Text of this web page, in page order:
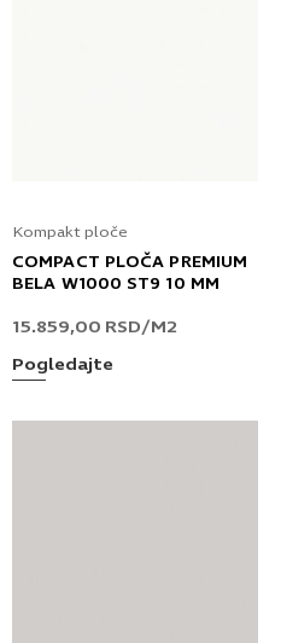
Kompakt ploče
COMPACT PLOČA PREMIUM
BELA W1000 ST9 10 MM
15.859,00 RSD/M2
Pogledajte